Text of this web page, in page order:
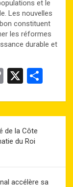
et le
Les nouvelles
constituent
les réformes
durable et
C
py
Li
n
X
ta
de la Côte
du Roi
accélère sa